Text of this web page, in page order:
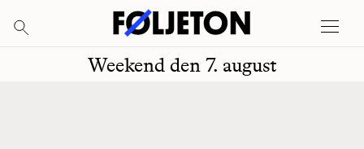
Weekend den 7. august